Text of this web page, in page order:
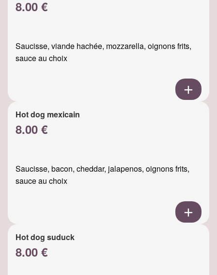
8.00 €
Saucisse, viande hachée, mozzarella, oignons frits,
sauce au choix
Hot dog mexicain
8.00 €
Saucisse, bacon, cheddar, jalapenos, oignons frits,
sauce au choix
Hot dog suduck
8.00 €